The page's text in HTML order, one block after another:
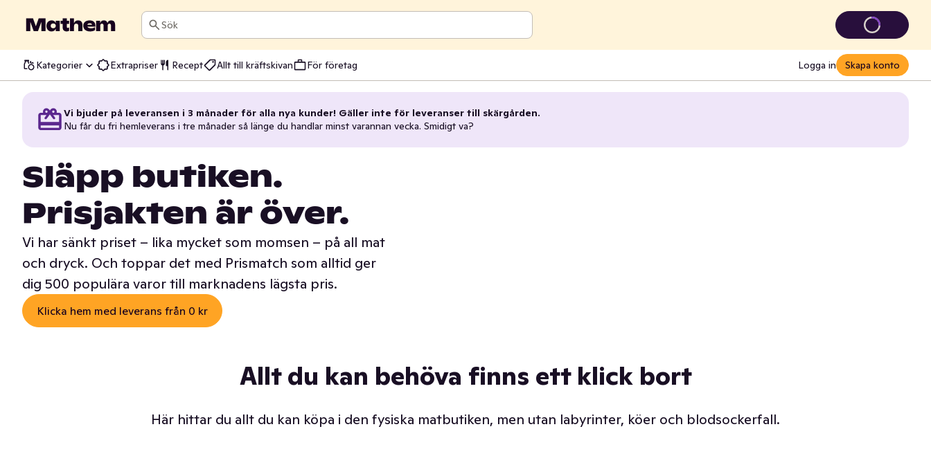
Sök
Kategorier Extrapriser Recept Allt till kräftskivan För företag Logga in Skapa konto
Vi bjuder på leveransen i 3 månader för alla nya kunder! Gäller inte för leveranser till skärgården.
Nu får du fri hemleverans i tre månader så länge du handlar minst varannan vecka. Smidigt va?
Släpp butiken.
Prisjakten är över.
Vi har sänkt priset – lika mycket som momsen – på all mat
och dryck. Och toppar det med Prismatch som alltid ger
dig 500 populära varor till marknadens lägsta pris.
Klicka hem med leverans från 0 kr
Allt du kan behöva finns ett klick bort
Här hittar du allt du kan köpa i den fysiska matbutiken, men utan labyrinter, köer och blodsockerfall.